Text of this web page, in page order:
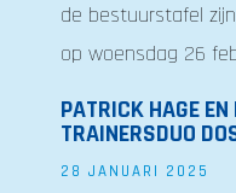
de bestuurstafel
op woensdag 26
PATRICK HAGE
TRAINERSDUO
28 JANUARI 2025